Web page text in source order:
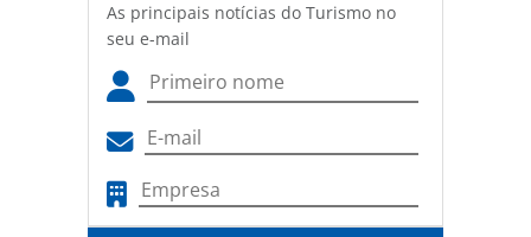
As principais notícias do Turismo no
seu e-mail